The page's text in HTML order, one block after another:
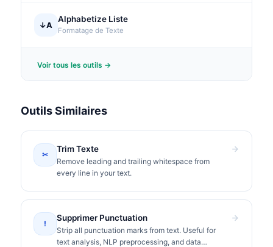
↓A
Alphabetize Liste
Formatage de Texte
Voir tous les outils →
Outils Similaires
✂
Trim Texte
Remove leading and trailing whitespace from
every line in your text.
!
Supprimer Punctuation
Strip all punctuation marks from text. Useful for
text analysis, NLP preprocessing, and data